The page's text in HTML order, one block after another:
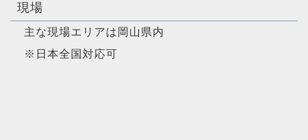
現場
主な現場エリアは岡山県内
※日本全国対応可